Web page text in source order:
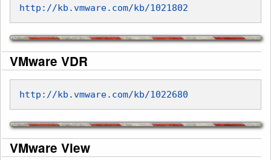
http://kb.vmware.com/kb/1021802
VMware VDR
http://kb.vmware.com/kb/1022680
VMware View